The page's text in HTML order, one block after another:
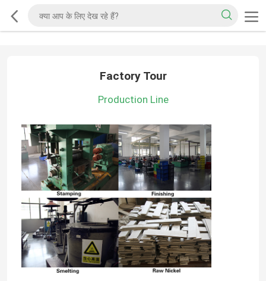
Factory Tour
Production Line